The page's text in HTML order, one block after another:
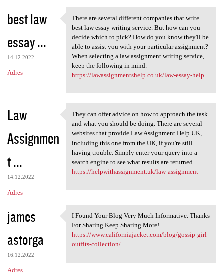
best law
essay ...
14.12.2022
Adres
There are several different
There are several different companies that write
best law essay writing service. But how can you
decide which to pick? How do you know they'll be
able to assist you with your particular assignment?
When selecting a law assignment writing service,
keep the following in mind.
https://lawassignmentshelp.co.uk/law-essay-help
Law
Assignmen
t ...
14.12.2022
Adres
They can offer advice on how
They can offer advice on how to approach the task
and what you should be doing. There are several
websites that provide Law Assignment Help UK,
including this one from the UK, if you're still
having trouble. Simply enter your query into a
search engine to see what results are returned.
https://helpwithassignment.uk/law-assignment
james
astorga
16.12.2022
Adres
I Found Your Blog Very Much
I Found Your Blog Very Much Informative. Thanks
For Sharing Keep Sharing More!
https://www.californiajacket.com/blog/gossip-girl-
outfits-collection/